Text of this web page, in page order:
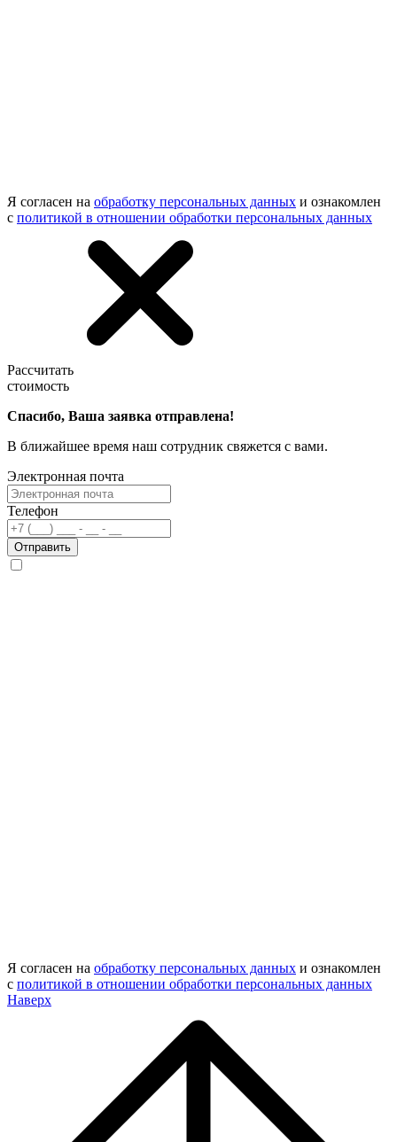
Я согласен на обработку персональных данных и ознакомлен
с политикой в отношении обработки персональных данных
Рассчитать
стоимость
Спасибо, Ваша заявка отправлена!
В ближайшее время наш сотрудник свяжется с вами.
Электронная почта
Телефон
Отправить
Я согласен на обработку персональных данных и ознакомлен
с политикой в отношении обработки персональных данных
Наверх